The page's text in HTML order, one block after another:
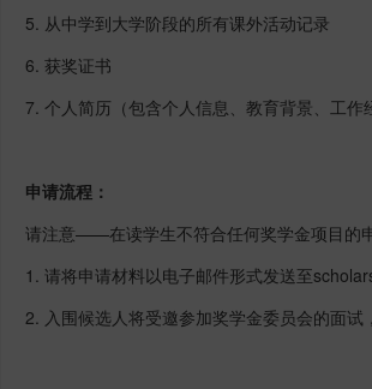
5. 从中学到大学阶段的所有课外活动记录
6. 获奖证书
7. 个人简历（包含个人信息、教育背景、工作
申请流程：
请注意——在读学生不符合任何奖学金项目的
1. 请将申请材料以电子邮件形式发送至
2. 入围候选人将受邀参加奖学金委员会的面